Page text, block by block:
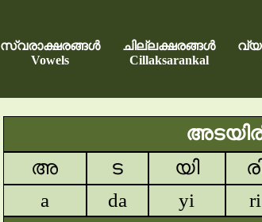
സ്വരാക്ഷരങ്ങൾ
Vowels
ചില്ലക്ഷരങ്ങൾ
Cillaksarankal
അ
ട യി
a
da yi ri